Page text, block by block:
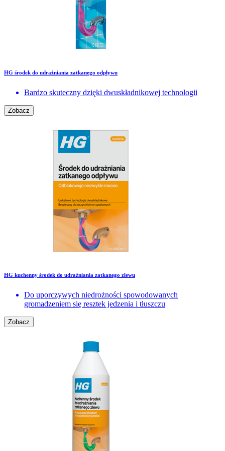
HG środek do udrażniania zatkanego odpływu
Bardzo skuteczny dzięki dwuskładnikowej technologii
Zobacz
HG kuchenny środek do udrażniania zatkanego zlewu
Do uporczywych niedrożności spowodowanych
gromadzeniem się resztek jedzenia i tłuszczu
Zobacz